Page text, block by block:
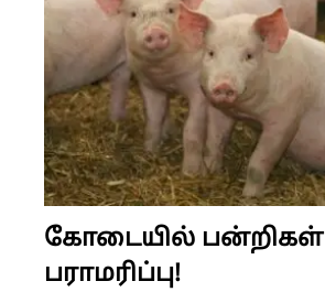
கோடையில் பன்றிகள்
பராமரிப்பு!